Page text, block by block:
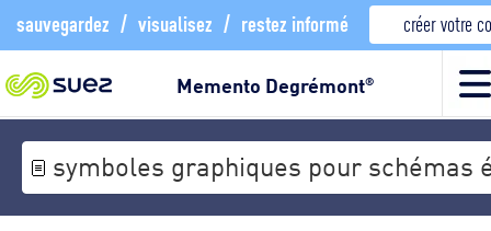
sauvegardez / visualisez / restez informé créer votre
Memento Degrémont®
symboles graphiques pour schémas